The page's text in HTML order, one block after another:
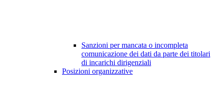
Sanzioni per mancata o incompleta
comunicazione dei dati da parte dei titolari
di incarichi dirigenziali
Posizioni organizzative